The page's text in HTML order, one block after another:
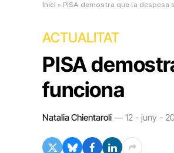
Inici » PISA demostra que la despesa
ACTUALITAT
PISA
funciona
Natalia Chientaroli 12 - juny -